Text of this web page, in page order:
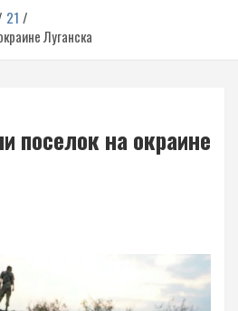
21
Луганска
поселок на окраине